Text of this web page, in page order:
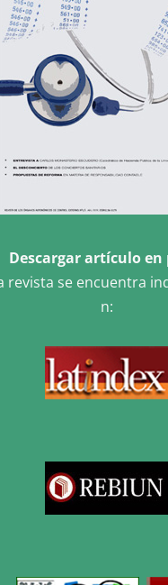
Descargar artículo
revista se encuentra
n: